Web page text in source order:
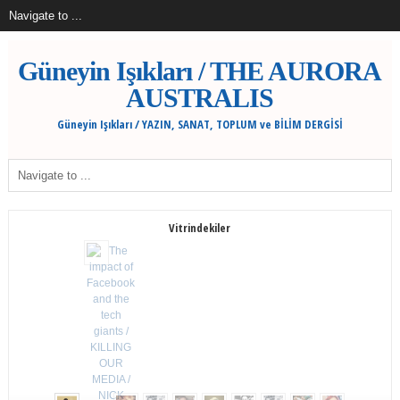
Güneyin Işıkları / THE AURORA
AUSTRALIS
Güneyin Işıkları / YAZIN, SANAT, TOPLUM ve BİLİM DERGİSİ
Vitrindekiler